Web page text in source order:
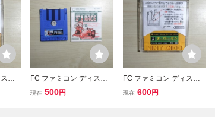
ク
FC ファミコン ディスク
システム ディスクカード
現在 500円
FC ファミコン ディスク
システム ディスクカード
現在 600円